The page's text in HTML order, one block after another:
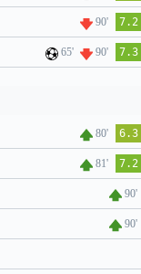
90' 7.2
65' 90' 7.3
80' 6.3
81' 7.2
90'
90'